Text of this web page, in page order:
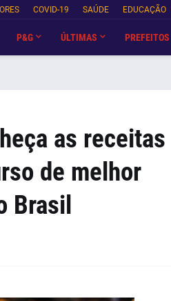
COVID-19 SAÚDE EDUCAÇÃO
P&G ÚLTIMAS PREFEITOS
as receitas
de melhor
Brasil